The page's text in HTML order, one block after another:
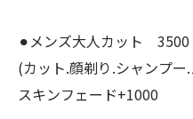
⚫︎メンズ大人カット 3500
(カット.顔剃り.シャンプー
スキンフェード+1000